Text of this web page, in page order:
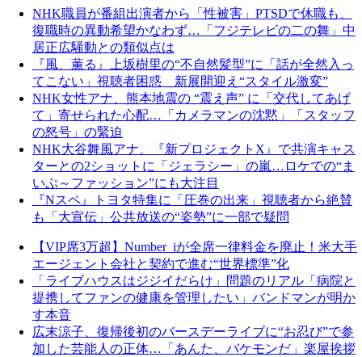
NHK職員が番組出演者から「性被害」PTSDで休職も、
復職時の異動希望かなわず…「フジテレビの二の舞」中
居正広騒動との類似点は
『風、薫る』上坂樹里の“不自然髪型”に「話が全然入っ
てこない」視聴者困惑 新展開迎え“スタイル激変”
NHK女性アナ、熊本地震の “震え声” に「交代してあげ
て」寄せられた心配…「カメラマンの沈黙」「スタッフ
の怒号」の緊迫
NHK大谷舞風アナ、『新プロジェクトX』で共演キャス
ターとの2ショットに「ジェラシー」の嵐…ロケでの“ま
いぷ～ファッション”にも大注目
『Nスペ』トヨタ特集に「圧巻の出来」視聴者から絶賛
も「大宣伝」公共放送の“姿勢”に一部で疑問
【VIP席3万超】Number_iが全席一律料金を廃止！米大手
エージェント会社と契約で進む“世界標準”化
「ライブハウスはジジイだらけ」問題のリアル「病院と
提携してファンの健康を管理したい」バンドマンが明か
す本音
広末涼子、復帰後初のバースデーライブに“お忍び”で参
加した芸能人の正体…「あんた、バケモンだ」楽屋挨拶